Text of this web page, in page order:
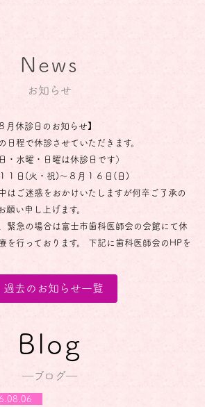
News
お知らせ
月休診日のお知らせ】
日程で休診させていただきます。
・水曜・日曜は休診日です）
１日(火・祝)～８月１６日(日)
はご迷惑をおかけいたしますが何卒ご了承の
願い申し上げます。
緊急の場合は富士市歯科医師会の会館にて休
を行っております。 下記に歯科医師会のHPを
伝え下さい。
、「マイナ保険証（または資格確認証）」「子
医師会ホームページ〉
www.fuji8020.jp/emergency/
タッフ募集のお知らせ】
、体制強化に伴い、新しく【歯科衛生士】を
過去のお知らせ一覧
Blog
―ブログ―